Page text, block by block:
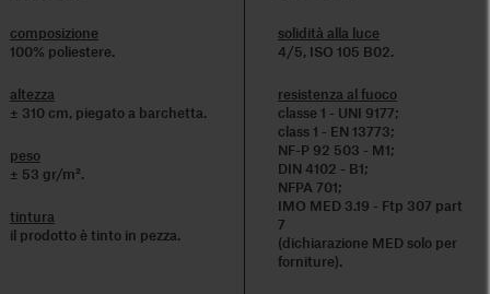
composizione
100% poliestere.
altezza
± 310 cm, piegato a barchetta.
peso
± 53 gr/m².
tintura
il prodotto è tinto in pezza.
solidità alla luce
4/5, ISO 105 B02.
resistenza al fuoco
classe 1 - UNI 9177;
class 1 - EN 13773;
NF-P 92 503 - M1;
DIN 4102 - B1;
NFPA 701;
IMO MED 3.19 - Ftp 307 part
7
(dichiarazione MED solo per
forniture).